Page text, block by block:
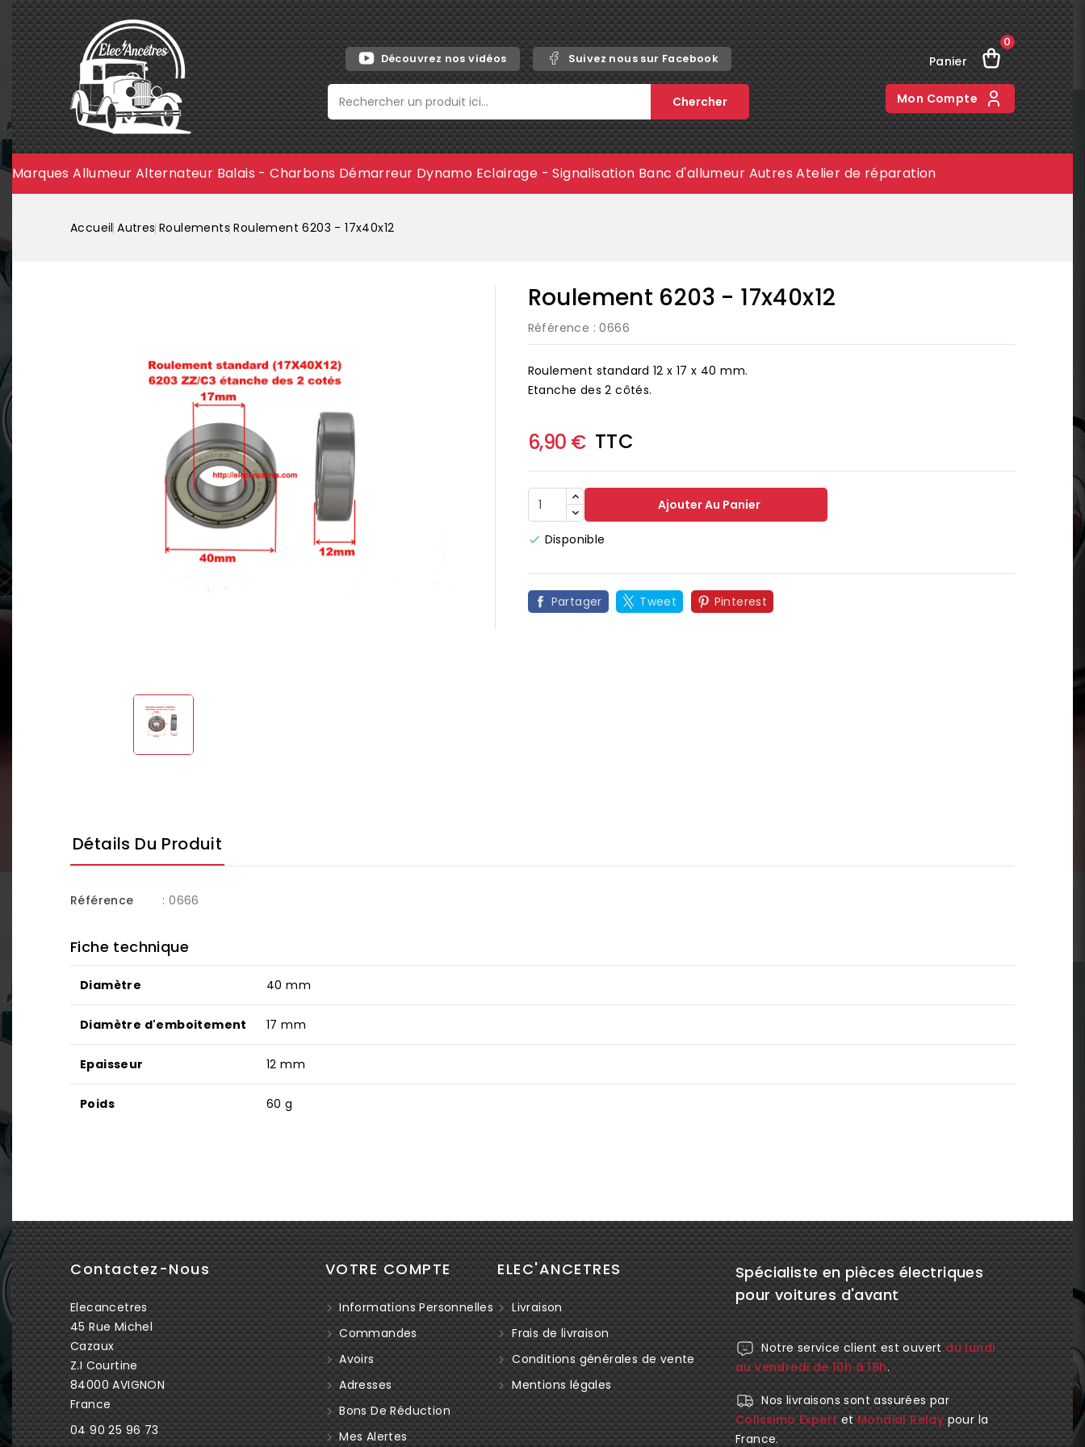
Découvrez nos vidéos Suivez nous sur Facebook
Chercher
Panier
0
Mon Compte
Marques Allumeur Alternateur Balais - Charbons Démarreur Dynamo Eclairage - Signalisation Banc d'allumeur Autres Atelier de réparation
Accueil Autres Roulements Roulement 6203 - 17x40x12
Roulement 6203 - 17x40x12
Référence : 0666
Roulement standard 12 x 17 x 40 mm.
Etanche des 2 côtés.
6,90 € TTC
Ajouter Au Panier
 Disponible
Partager Tweet Pinterest
Détails Du Produit
Référence : 0666
Fiche technique
Diamètre 40 mm
Diamètre d'emboitement 17 mm
Epaisseur 12 mm
Poids 60 g
Contactez-Nous
Elecancetres
45 Rue Michel
Cazaux
Z.I Courtine
84000 AVIGNON
France
04 90 25 96 73
VOTRE COMPTE
Informations Personnelles
Commandes
Avoirs
Adresses
Bons De Réduction
Mes Alertes
ELEC'ANCETRES
Livraison
Frais de livraison
Conditions générales de vente
Mentions légales
Spécialiste en pièces électriques
pour voitures d'avant
Notre service client est ouvertdu lundi
au vendredi de 10h à 18h.
Nos livraisons sont assurées par
Colissimo ExpertetMondial Relaypour la
France.